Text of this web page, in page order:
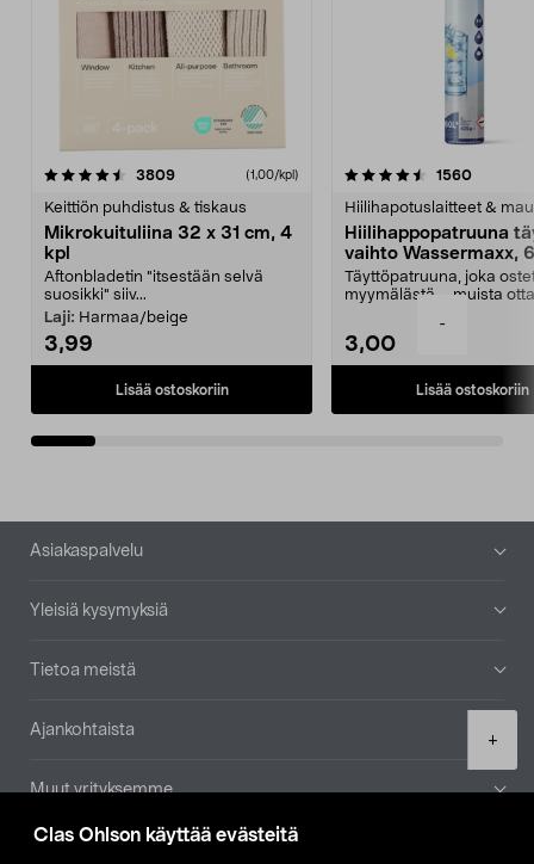
Clas Ohlson käyttää evästeitä
-
+
3809arvostelut (1,00/kpl)
Keittiön puhdistus & tiskaus
Mikrokuituliina 32 x 31 cm, 4
kpl
Aftonbladetin "itsestään selvä
suosikki" siiv...
Laji: Harmaa/beige
3,99
Lisää ostoskoriin
4.5viidestä
1560
Hiilihapotuslaitteet &
Hiilihappopatruuna
vaihto Wassermaxx,
Täyttöpatruuna, joka
myymälästä – muista
3,00
Lisää ostoskoriin
4.5viidestä
Alatunniste
Asiakaspalvelu
Yleisiä kysymyksiä
Tietoa meistä
Ajankohtaista
Muut yrityksemme
Etsi myymälä